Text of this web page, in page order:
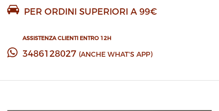
PER ORDINI SUPERIORI A 99€
ASSISTENZA CLIENTI ENTRO 12H
3486128027 (ANCHE WHAT'S APP)